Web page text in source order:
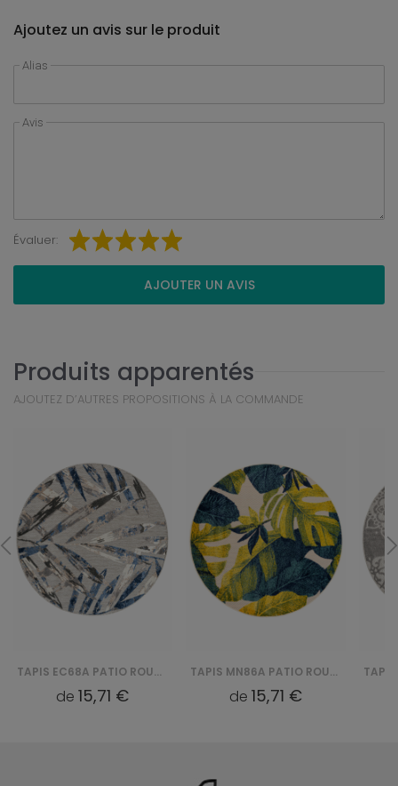
Ajoutez un avis sur le produit
Alias
Avis
Évaluer:
AJOUTER UN AVIS
Produits apparentés
AJOUTEZ D’AUTRES PROPOSITIONS À LA COMMANDE
TAPIS EC68A PATIO ROUND FGA - SZARY
de15,71 €
TAPIS MN86A PATIO ROUND GJD - KREMOWY
de15,71 €